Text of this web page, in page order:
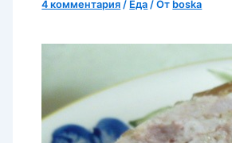
4 комментария / Еда / От boska